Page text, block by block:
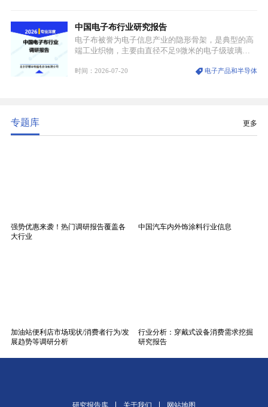
业。
中国电子布行业研究报告
电子布被誉为电子信息产业的隐形骨架，是典型的高
端工业织物，主要由直径不足9微米的电子级玻璃纤
生产制造过程中不可或缺的核心基材。电子布具备高
时间：2026-07-20 电子产品和半导体
专题库 更多
强势优惠来袭！热门调研报告覆盖各
大行业
中国汽车内外饰涂料行业信息
加油站便利店市场现状/消费者行为/发
展趋势等调研分析
行业分析：穿戴式设备消费需求挖掘
研究报告
研究报告库 关于我们 网站地图